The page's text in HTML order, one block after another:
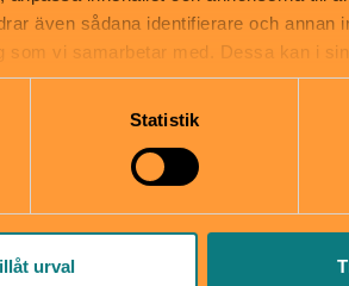
även sådana identifierare och annan
vi samarbetar med. Dessa kan i
eller som de har samlat in när du
Statistik
urval
Det är gratis att besöka